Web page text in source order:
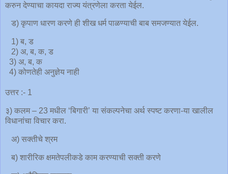
करुन देण्याचा कायदा राज्य यंत्रणेला करता येईल.
ड) कृपाण धारण करणे ही शीख धर्म पाळण्याची बाब समजण्यात येईल.
1) ब, ड
2) अ, ब, क, ड
3) अ, ब, क
4) कोणतेही अनुज्ञेय नाही
उत्तर :- 1
३) कलम – 23 मधील ‘बिगारी’ या संकल्पनेचा अर्थ स्पष्ट करणा-या खालील
विधानांचा विचार करा.
अ) सक्तीचे श्रम
ब) शारीरिक क्षमतेपलीकडे काम करण्याची सक्ती करणे